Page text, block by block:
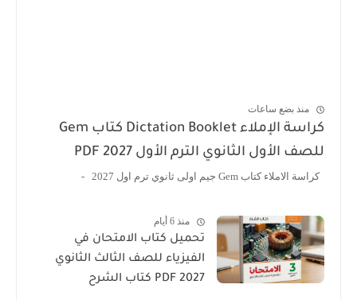
منذ بضع ساعات
كراسة الإملاء Dictation Booklet كتاب Gem
للصف الأول الثانوي الترم الأول 2027 PDF
كراسة الاملاء كتاب Gem جيم اولى ثانوي ترم اول 2027 -
منذ 6 أيام
تحميل كتاب الامتحان في
الفيزياء للصف الثالث الثانوي
2027 PDF كتاب الشرح